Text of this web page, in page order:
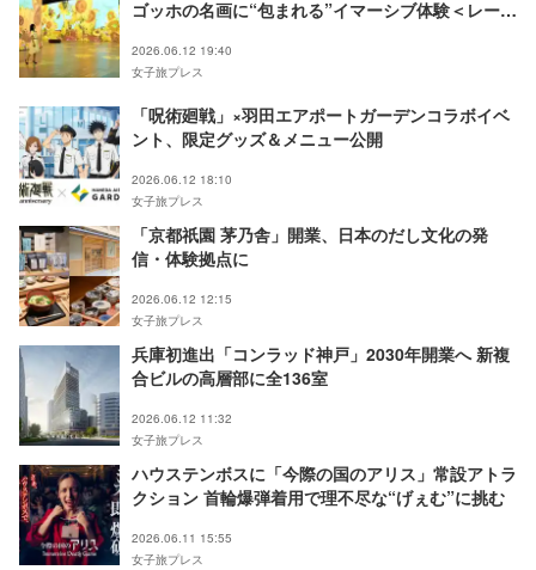
ゴッホの名画に“包まれる”イマーシブ体験＜レー
2026.06.12 19:40
女子旅プレス
「呪術廻戦」×羽田エアポートガーデンコラボイベ
ント、限定グッズ＆メニュー公開
2026.06.12 18:10
女子旅プレス
「京都祇園 茅乃舎」開業、日本のだし文化の発
信・体験拠点に
2026.06.12 12:15
女子旅プレス
兵庫初進出「コンラッド神戸」2030年開業へ 新複
合ビルの高層部に全136室
2026.06.12 11:32
女子旅プレス
ハウステンボスに「今際の国のアリス」常設アトラ
クション 首輪爆弾着用で理不尽な“げぇむ”に挑む
2026.06.11 15:55
女子旅プレス